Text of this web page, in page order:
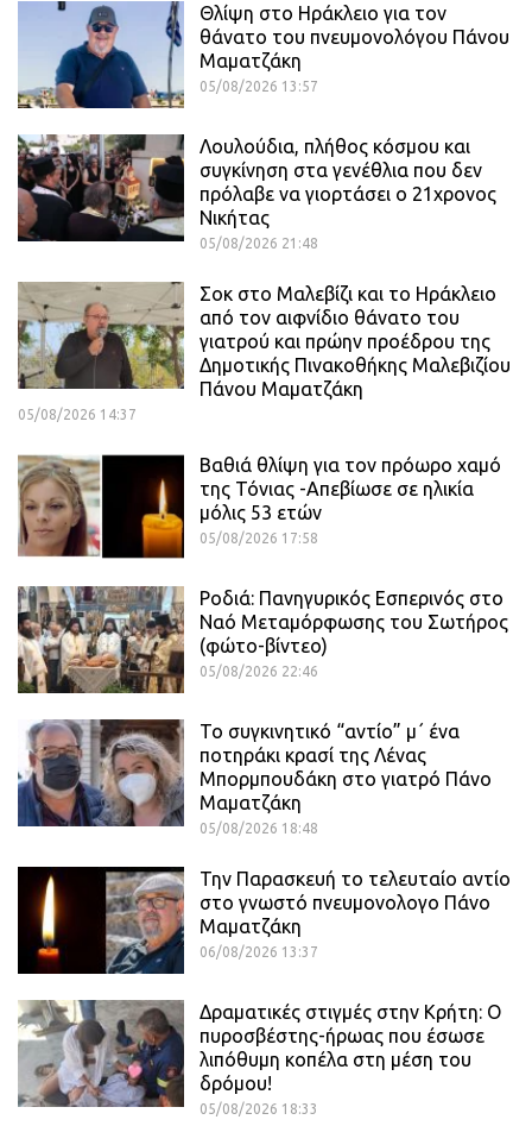
Θλίψη στο Ηράκλειο για τον
θάνατο του πνευμονολόγου Πάνου
Μαματζάκη
05/08/2026 13:57
Λουλούδια, πλήθος κόσμου και
συγκίνηση στα γενέθλια που δεν
πρόλαβε να γιορτάσει ο 21χρονος
Νικήτας
05/08/2026 21:48
Σοκ στο Μαλεβίζι και το Ηράκλειο
από τον αιφνίδιο θάνατο του
γιατρού και πρώην προέδρου της
Δημοτικής Πινακοθήκης Μαλεβιζίου
Πάνου Μαματζάκη
05/08/2026 14:37
Βαθιά θλίψη για τον πρόωρο χαμό
της Τόνιας -Απεβίωσε σε ηλικία
μόλις 53 ετών
05/08/2026 17:58
Ροδιά: Πανηγυρικός Εσπερινός στο
Ναό Μεταμόρφωσης του Σωτήρος
(φώτο-βίντεο)
05/08/2026 22:46
Το συγκινητικό “αντίο” μ΄ ένα
ποτηράκι κρασί της Λένας
Μπορμπουδάκη στο γιατρό Πάνο
Μαματζάκη
05/08/2026 18:48
Την Παρασκευή το τελευταίο αντίο
στο γνωστό πνευμονολογο Πάνο
Μαματζάκη
06/08/2026 13:37
Δραματικές στιγμές στην Κρήτη: Ο
πυροσβέστης-ήρωας που έσωσε
λιπόθυμη κοπέλα στη μέση του
δρόμου!
05/08/2026 18:33